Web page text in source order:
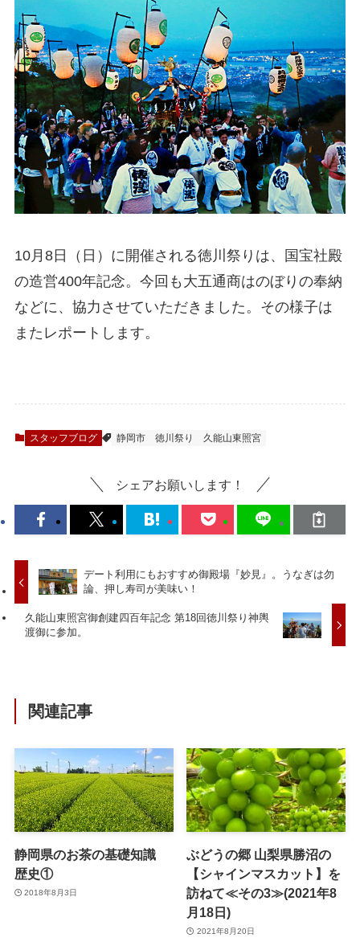
10月8日（日）に開催される徳川祭りは、国宝社殿
の造営400年記念。今回も大五通商はのぼりの奉納
などに、協力させていただきました。その様子は
またレポートします。
スタッフブログ 静岡市 徳川祭り 久能山東照宮
シェアお願いします！
デート利用にもおすすめ御殿場『妙見』。うなぎは勿
論、押し寿司が美味い！
久能山東照宮御創建四百年記念 第18回徳川祭り神輿
渡御に参加。
関連記事
静岡県のお茶の基礎知識
歴史①
2018年8月3日
ぶどうの郷 山梨県勝沼の
【シャインマスカット】を
訪ねて≪その3≫(2021年8
月18日)
2021年8月20日